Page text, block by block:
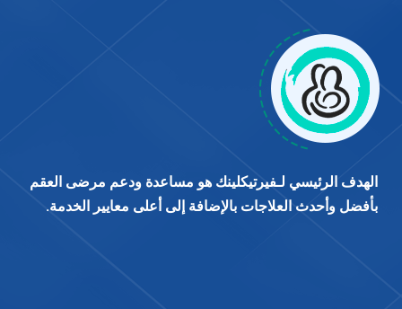
الهدف الرئيسي لـفيرتيكلينك هو مساعدة ودعم مرضى العقم
بأفضل وأحدث العلاجات بالإضافة إلى أعلى معايير الخدمة.